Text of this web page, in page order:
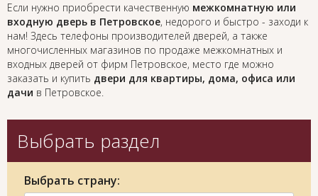
Если нужно приобрести качественную межкомнатную или
входную дверь в Петровское, недорого и быстро - заходи к
нам! Здесь телефоны производителей дверей, а также
многочисленных магазинов по продаже межкомнатных и
входных дверей от фирм Петровское, место где можно
заказать и купить двери для квартиры, дома, офиса или
дачи в Петровское.
Выбрать раздел
Выбрать страну: